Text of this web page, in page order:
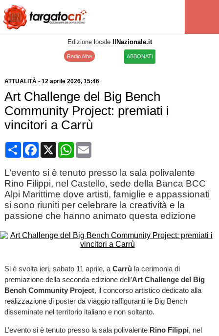
Edizione locale IlNazionale.it
Radio Alba ABBONATI
ATTUALITÀ- 12 aprile 2026, 15:46
Art Challenge del Big Bench
Community Project: premiati i
vincitori a Carrù
CondividiFacebook
X WhatsApp
Email
L’evento si è tenuto presso la sala polivalente
Rino Filippi, nel Castello, sede della Banca BCC
Alpi Marittime dove artisti, famiglie e appassionati
si sono riuniti per celebrare la creatività e la
passione che hanno animato questa edizione
Si è svolta ieri, sabato 11 aprile, a Carrù la cerimonia di
premiazione della seconda edizione dell’Art Challenge del Big
Bench Community Project, il concorso artistico dedicato alla
realizzazione di poster da viaggio raffiguranti le Big Bench
disseminate nel territorio italiano e non soltanto.
L’evento si è tenuto presso la sala polivalente Rino Filippi, nel